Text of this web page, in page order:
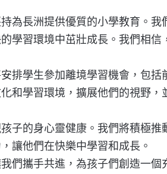
為長洲提供優質的小學教育。
學習環境中茁壯成長。我們相
排學生參加離境學習機會，包
和學習環境，擴展他們的視野，
子的身心靈健康。我們將積極
讓他們在快樂中學習和成長。
們攜手共進，為孩子們創造一